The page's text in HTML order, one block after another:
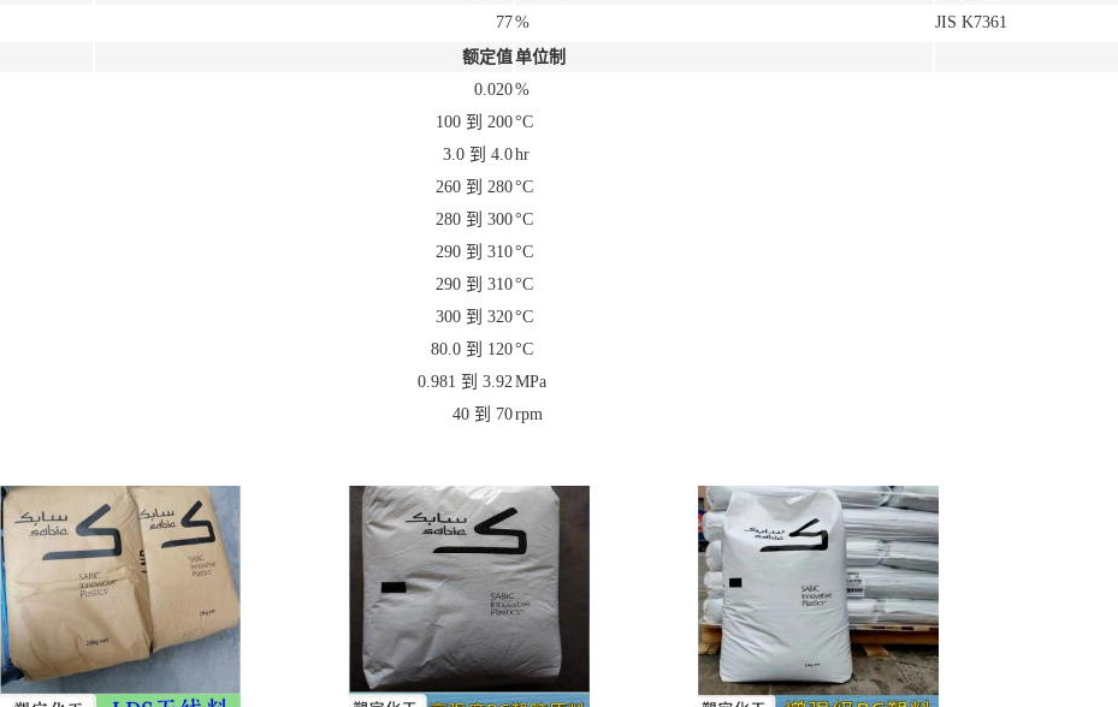
77%
JIS K7361
额定值单位制
0.020%
100 到 200°C
3.0 到 4.0hr
260 到 280°C
280 到 300°C
290 到 310°C
290 到 310°C
300 到 320°C
80.0 到 120°C
0.981 到 3.92MPa
40 到 70rpm